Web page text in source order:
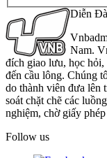
Diễn
Nam.
đích giao lưu, học hỏi,
đến cầu lông. Chúng
do thành viên đưa lên
soát chặt chẽ các
nghiệm, chờ giấy
Follow us